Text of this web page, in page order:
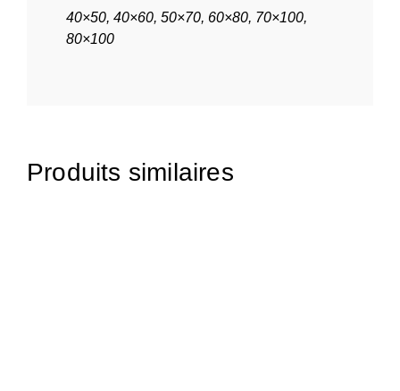
40×50, 40×60, 50×70, 60×80, 70×100,
80×100
Produits similaires